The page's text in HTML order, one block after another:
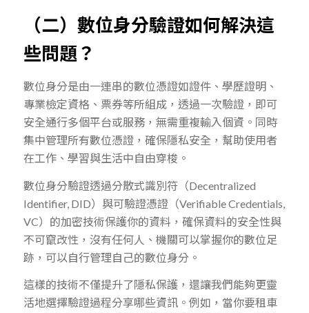
（二）數位身分驗證如何解決這
些問題？
數位身分是由一連串的數位憑證如證件、學歷證明、
專業檢定資格、票券等所組成，透過一次驗證，即可
安全通行多個平台或服務，無需重複輸入個資。同時
集中管理所有數位憑證，確保隱私安全，幫助使用者
在工作、學習與生活中自由穿梭。
數位身分驗證透過分散式識別符（Decentralized
Identifier, DID）與可驗證憑證（Verifiable Credentials,
VC）的加密技術保護你的資料，確保資料的安全性與
不可竄改性，沒有任何人、機關可以掌握你的數位足
跡，可以自行管理自己的數位身分。
這樣的技術不僅提升了隱私保護，還讓我們能夠更靈
活地選擇驗證過程分享哪些資訊。例如，當你要租車